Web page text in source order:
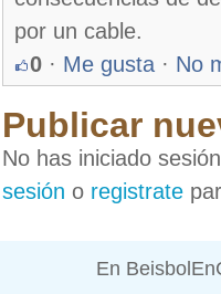
por un cable.
0 · Me gusta · No
Publicar
No has iniciado
sesión o registrate
En